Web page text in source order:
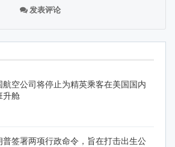
发表评论
航空公司将停止为精英乘客在美国国内
升舱
普签署两项行政命令，旨在打击出生公